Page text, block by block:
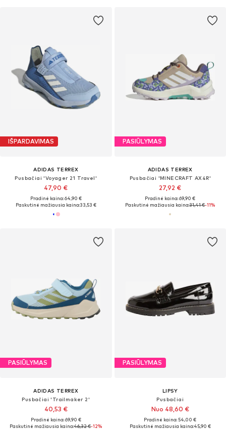
IŠPARDAVIMAS
ADIDAS TERREX
Pusbačiai 'Voyager 21 Travel'
47,90 €
Pradinė kaina: 64,90 €
Paskutinė mažiausia kaina:33,53 €
PASIŪLYMAS
ADIDAS TERREX
Pusbačiai 'MINECRAFT AX4R'
27,92 €
Pradinė kaina: 69,90 €
Paskutinė mažiausia kaina:31,41 €-11%
PASIŪLYMAS
ADIDAS TERREX
Pusbačiai 'Trailmaker 2'
40,53 €
Pradinė kaina: 69,90 €
Paskutinė mažiausia kaina:46,32 €-12%
PASIŪLYMAS
LIPSY
Pusbačiai
Nuo 48,60 €
Pradinė kaina: 54,00 €
Paskutinė mažiausia kaina:45,90 €